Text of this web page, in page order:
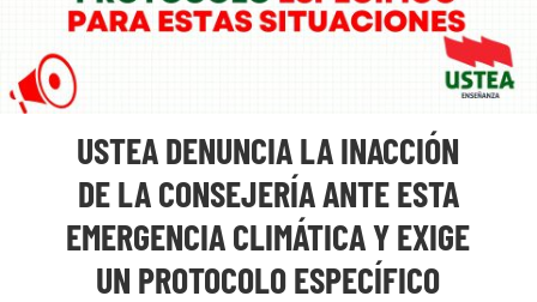
USTEA DENUNCIA LA INACCIÓN
DE LA CONSEJERÍA ANTE ESTA
EMERGENCIA CLIMÁTICA Y EXIGE
UN PROTOCOLO ESPECÍFICO